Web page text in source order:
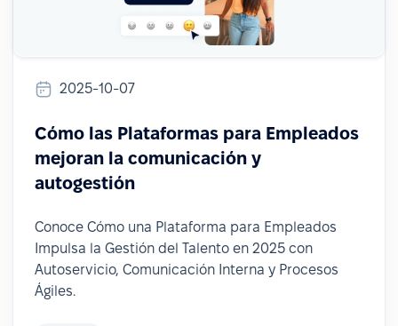
2025-10-07
Cómo las Plataformas para Empleados
mejoran la comunicación y
autogestión
Conoce Cómo una Plataforma para Empleados
Impulsa la Gestión del Talento en 2025 con
Autoservicio, Comunicación Interna y Procesos
Ágiles.